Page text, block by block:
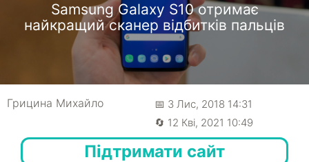
Samsung Galaxy S10 отримає
найкращий сканер відбитків пальців
Грицина Михайло
📅 3 Лис, 2018 14:31
🔄 12 Кві, 2021 10:49
Підтримати сайт